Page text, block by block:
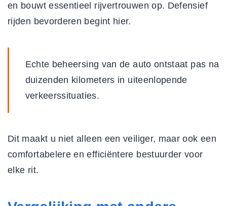
en bouwt essentieel rijvertrouwen op. Defensief
rijden bevorderen begint hier.
Echte beheersing van de auto ontstaat pas na
duizenden kilometers in uiteenlopende
verkeerssituaties.
Dit maakt u niet alleen een veiliger, maar ook een
comfortabelere en efficiëntere bestuurder voor
elke rit.